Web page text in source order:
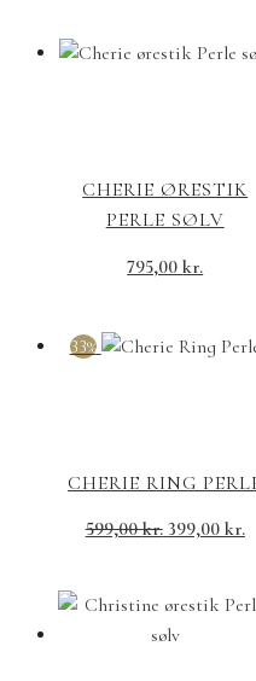
CHERIE ØRESTIK
PERLE SØLV
795,00kr.
33%
CHERIE RING
599,00kr. 399,00 kr.